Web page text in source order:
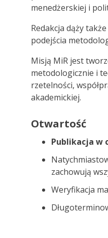
menedżerskiej i
Redakcja dąży
podejścia
Misją MiR jest
metodologicznie i
rzetelności,
akademickiej.
Otwartość
Publikacja w
zachowują
Weryfikacja